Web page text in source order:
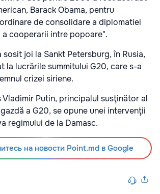
Barack Obama, pentru
de consolidare a diplomatiei
a cooperarii intre popoare".
sosit joi la Sankt Petersburg, în Rusia,
la lucrările summitului G20, care s-a
crizei siriene.
Vladimir Putin, principalul susţinător al
a G20, se opune unei intervenţii
regimului de la Damasc.
на новости Point.md в Google